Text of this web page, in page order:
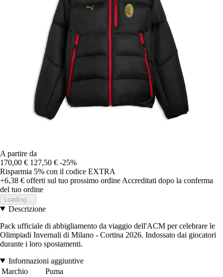
A partire da
170,00 € 127,50 € -25%
Risparmia 5% con il codice EXTRA
+6,38 € offerti sul tuo prossimo ordine Accreditati dopo la conferma
del tuo ordine
Loading...
Descrizione
Pack ufficiale di abbigliamento da viaggio dell'ACM per celebrare le
Olimpiadi Invernali di Milano - Cortina 2026. Indossato dai giocatori
durante i loro spostamenti.
Informazioni aggiuntive
Marchio
Puma